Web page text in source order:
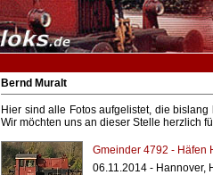
Bernd Muralt
Hier sind alle Fotos aufgelistet, die
Wir möchten uns an dieser Stelle herzlich
Gmeinder 4792 - Häfen
06.11.2014 - Hannover,